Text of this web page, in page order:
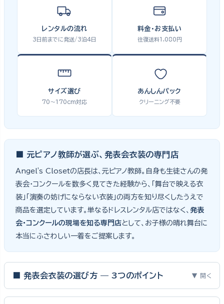
レンタルの流れ
3日前までに発送/3泊4日
料金・お支払い
往復送料1,080円
サイズ選び
70〜170cm対応
あんしんパック
クリーニング不要
■ 元ピアノ教師が選ぶ、発表会衣装の専門店
Angel's Closetの店長は、元ピアノ教師。自身も生徒さんの発
表会・コンクールを数多く見てきた経験から、「舞台で映える衣
装」「演奏の妨げにならない衣装」の両方を知り尽くしたうえで
商品を選定しています。単なるドレスレンタル店ではなく、 発表
会・コンクールの現場を知る専門店として、お子様の晴れ舞台に
本当にふさわしい一着をご提案します。
■ 発表会衣装の選び方 — 3つのポイント ▼ 開く
ピアノ発表会・バイオリン発表会・コンクールの舞台は、お子様にと